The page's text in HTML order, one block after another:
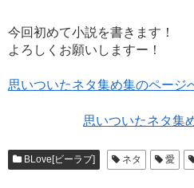
今回初めて小説を書きます！
よろしくお願いしますー！
思いついたネタ集め集のページ
思いついたネタ集
BLove[ビーラブ] ネタ 愛